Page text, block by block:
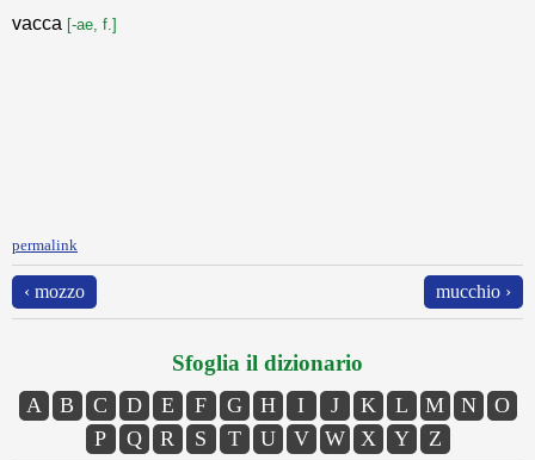
vacca [-ae, f.]
permalink
‹ mozzo mucchio ›
Sfoglia il dizionario
A B C D E F G H I J K L M N
O
P
Q R S T U V W X Y Z